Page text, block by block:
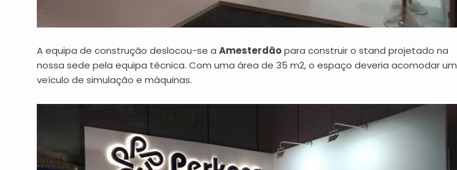
A equipa de construção deslocou-se a Amesterdãopara construir o stand projetado na
nossa sede pela equipa técnica. Com uma área de 35 m2, o espaço deveria acomodar um
veículo de simulação e máquinas.